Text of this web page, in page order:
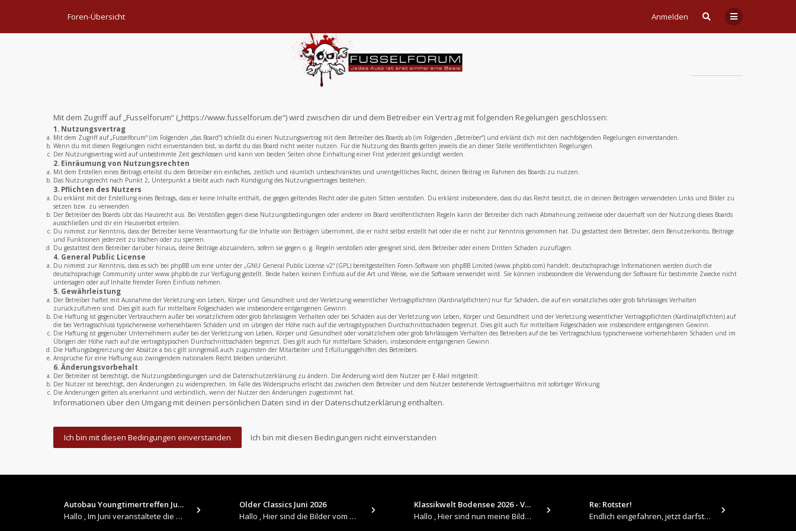
Anmelden
Foren-Übersicht
Mit dem Zugriff auf „Fusselforum“ („https://www.fusselforum.de“) wird zwischen dir und dem Betreiber ein Vertrag mit folgenden Regelungen geschlossen:
1. Nutzungsvertrag
Mit dem Zugriff auf „Fusselforum“ (im Folgenden „das Board“) schließt du einen Nutzungsvertrag mit dem Betreiber des Boards ab (im Folgenden „Betreiber“) und erklärst dich mit den nachfolgenden Regelungen einverstanden.
Wenn du mit diesen Regelungen nicht einverstanden bist, so darfst du das Board nicht weiter nutzen. Für die Nutzung des Boards gelten jeweils die an dieser Stelle veröffentlichten Regelungen.
Der Nutzungsvertrag wird auf unbestimmte Zeit geschlossen und kann von beiden Seiten ohne Einhaltung einer Frist jederzeit gekündigt werden.
2. Einräumung von Nutzungsrechten
Mit dem Erstellen eines Beitrags erteilst du dem Betreiber ein einfaches, zeitlich und räumlich unbeschränktes und unentgeltliches Recht, deinen Beitrag im Rahmen des Boards zu nutzen.
Das Nutzungsrecht nach Punkt 2, Unterpunkt a bleibt auch nach Kündigung des Nutzungsvertrages bestehen.
3. Pflichten des Nutzers
Du erklärst mit der Erstellung eines Beitrags, dass er keine Inhalte enthält, die gegen geltendes Recht oder die guten Sitten verstoßen. Du erklärst insbesondere, dass du das Recht besitzt, die in deinen Beiträgen verwendeten Links und Bilder zu
setzen bzw. zu verwenden.
Der Betreiber des Boards übt das Hausrecht aus. Bei Verstößen gegen diese Nutzungsbedingungen oder anderer im Board veröffentlichten Regeln kann der Betreiber dich nach Abmahnung zeitweise oder dauerhaft von der Nutzung dieses Boards
ausschließen und dir ein Hausverbot erteilen.
Du nimmst zur Kenntnis, dass der Betreiber keine Verantwortung für die Inhalte von Beiträgen übernimmt, die er nicht selbst erstellt hat oder die er nicht zur Kenntnis genommen hat. Du gestattest dem Betreiber, dein Benutzerkonto, Beiträge
und Funktionen jederzeit zu löschen oder zu sperren.
Du gestattest dem Betreiber darüber hinaus, deine Beiträge abzuändern, sofern sie gegen o. g. Regeln verstoßen oder geeignet sind, dem Betreiber oder einem Dritten Schaden zuzufügen.
4. General Public License
Du nimmst zur Kenntnis, dass es sich bei phpBB um eine unter der „GNU General Public License v2“ (GPL) bereitgestellten Foren-Software von phpBB Limited (www.phpbb.com) handelt; deutschsprachige Informationen werden durch die
deutschsprachige Community unter www.phpbb.de zur Verfügung gestellt. Beide haben keinen Einfluss auf die Art und Weise, wie die Software verwendet wird. Sie können insbesondere die Verwendung der Software für bestimmte Zwecke nicht
untersagen oder auf Inhalte fremder Foren Einfluss nehmen.
5. Gewährleistung
Der Betreiber haftet mit Ausnahme der Verletzung von Leben, Körper und Gesundheit und der Verletzung wesentlicher Vertragspflichten (Kardinalpflichten) nur für Schäden, die auf ein vorsätzliches oder grob fahrlässiges Verhalten
zurückzuführen sind. Dies gilt auch für mittelbare Folgeschäden wie insbesondere entgangenen Gewinn.
Die Haftung ist gegenüber Verbrauchern außer bei vorsätzlichem oder grob fahrlässigem Verhalten oder bei Schäden aus der Verletzung von Leben, Körper und Gesundheit und der Verletzung wesentlicher Vertragspflichten (Kardinalpflichten) auf
die bei Vertragsschluss typischerweise vorhersehbaren Schäden und im übrigen der Höhe nach auf die vertragstypischen Durchschnittsschäden begrenzt. Dies gilt auch für mittelbare Folgeschäden wie insbesondere entgangenen Gewinn.
Die Haftung ist gegenüber Unternehmern außer bei der Verletzung von Leben, Körper und Gesundheit oder vorsätzlichem oder grob fahrlässigem Verhalten des Betreibers auf die bei Vertragsschluss typischerweise vorhersehbaren Schäden und im
Übrigen der Höhe nach auf die vertragstypischen Durchschnittsschäden begrenzt. Dies gilt auch für mittelbare Schäden, insbesondere entgangenen Gewinn.
Die Haftungsbegrenzung der Absätze a bis c gilt sinngemäß auch zugunsten der Mitarbeiter und Erfüllungsgehilfen des Betreibers.
Ansprüche für eine Haftung aus zwingendem nationalem Recht bleiben unberührt.
6. Änderungsvorbehalt
Der Betreiber ist berechtigt, die Nutzungsbedingungen und die Datenschutzerklärung zu ändern. Die Änderung wird dem Nutzer per E-Mail mitgeteilt.
Der Nutzer ist berechtigt, den Änderungen zu widersprechen. Im Falle des Widerspruchs erlischt das zwischen dem Betreiber und dem Nutzer bestehende Vertragsverhältnis mit sofortiger Wirkung.
Die Änderungen gelten als anerkannt und verbindlich, wenn der Nutzer den Änderungen zugestimmt hat.
Informationen über den Umgang mit deinen persönlichen Daten sind in der Datenschutzerklärung enthalten.
Autobau Youngtimertreffen Jun…
Hallo , Im Juni veranstaltete die Autobau in Romanshorn auf ihrem Gelände ein kleines Youngtimertreffen : https://up.
Older Classics Juni 2026
​Hallo , Hier sind die Bilder vom Older Classics im Juni 2026 : https://up.picr.de/51155940wd.jpg https://up.pic
Klassikwelt Bodensee 2026 - V…
Hallo , Hier sind nun meine Bilder 2026er Klassikwelt Bodensee 😀 https://up.picr.de/51125547rb.jpg https://up.pi
Re: Rotster!
Endlich eingefahren, jetzt darfste Vollgas geben 👍